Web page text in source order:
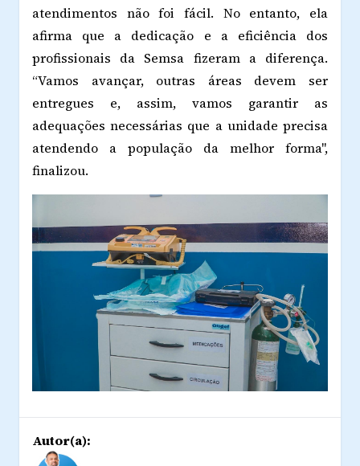
atendimentos não foi fácil. No entanto, ela
afirma que a dedicação e a eficiência dos
profissionais da Semsa fizeram a diferença.
“Vamos avançar, outras áreas devem ser
entregues e, assim, vamos garantir as
adequações necessárias que a unidade precisa
atendendo a população da melhor forma",
finalizou.
Autor(a):